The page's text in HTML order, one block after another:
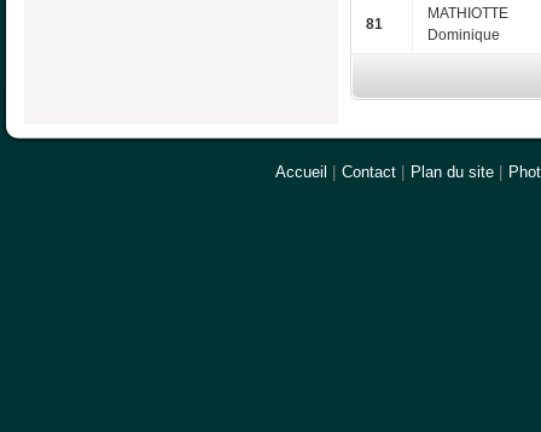
81
MATHIOTTE
Dominique
Accueil Contact Plan du site